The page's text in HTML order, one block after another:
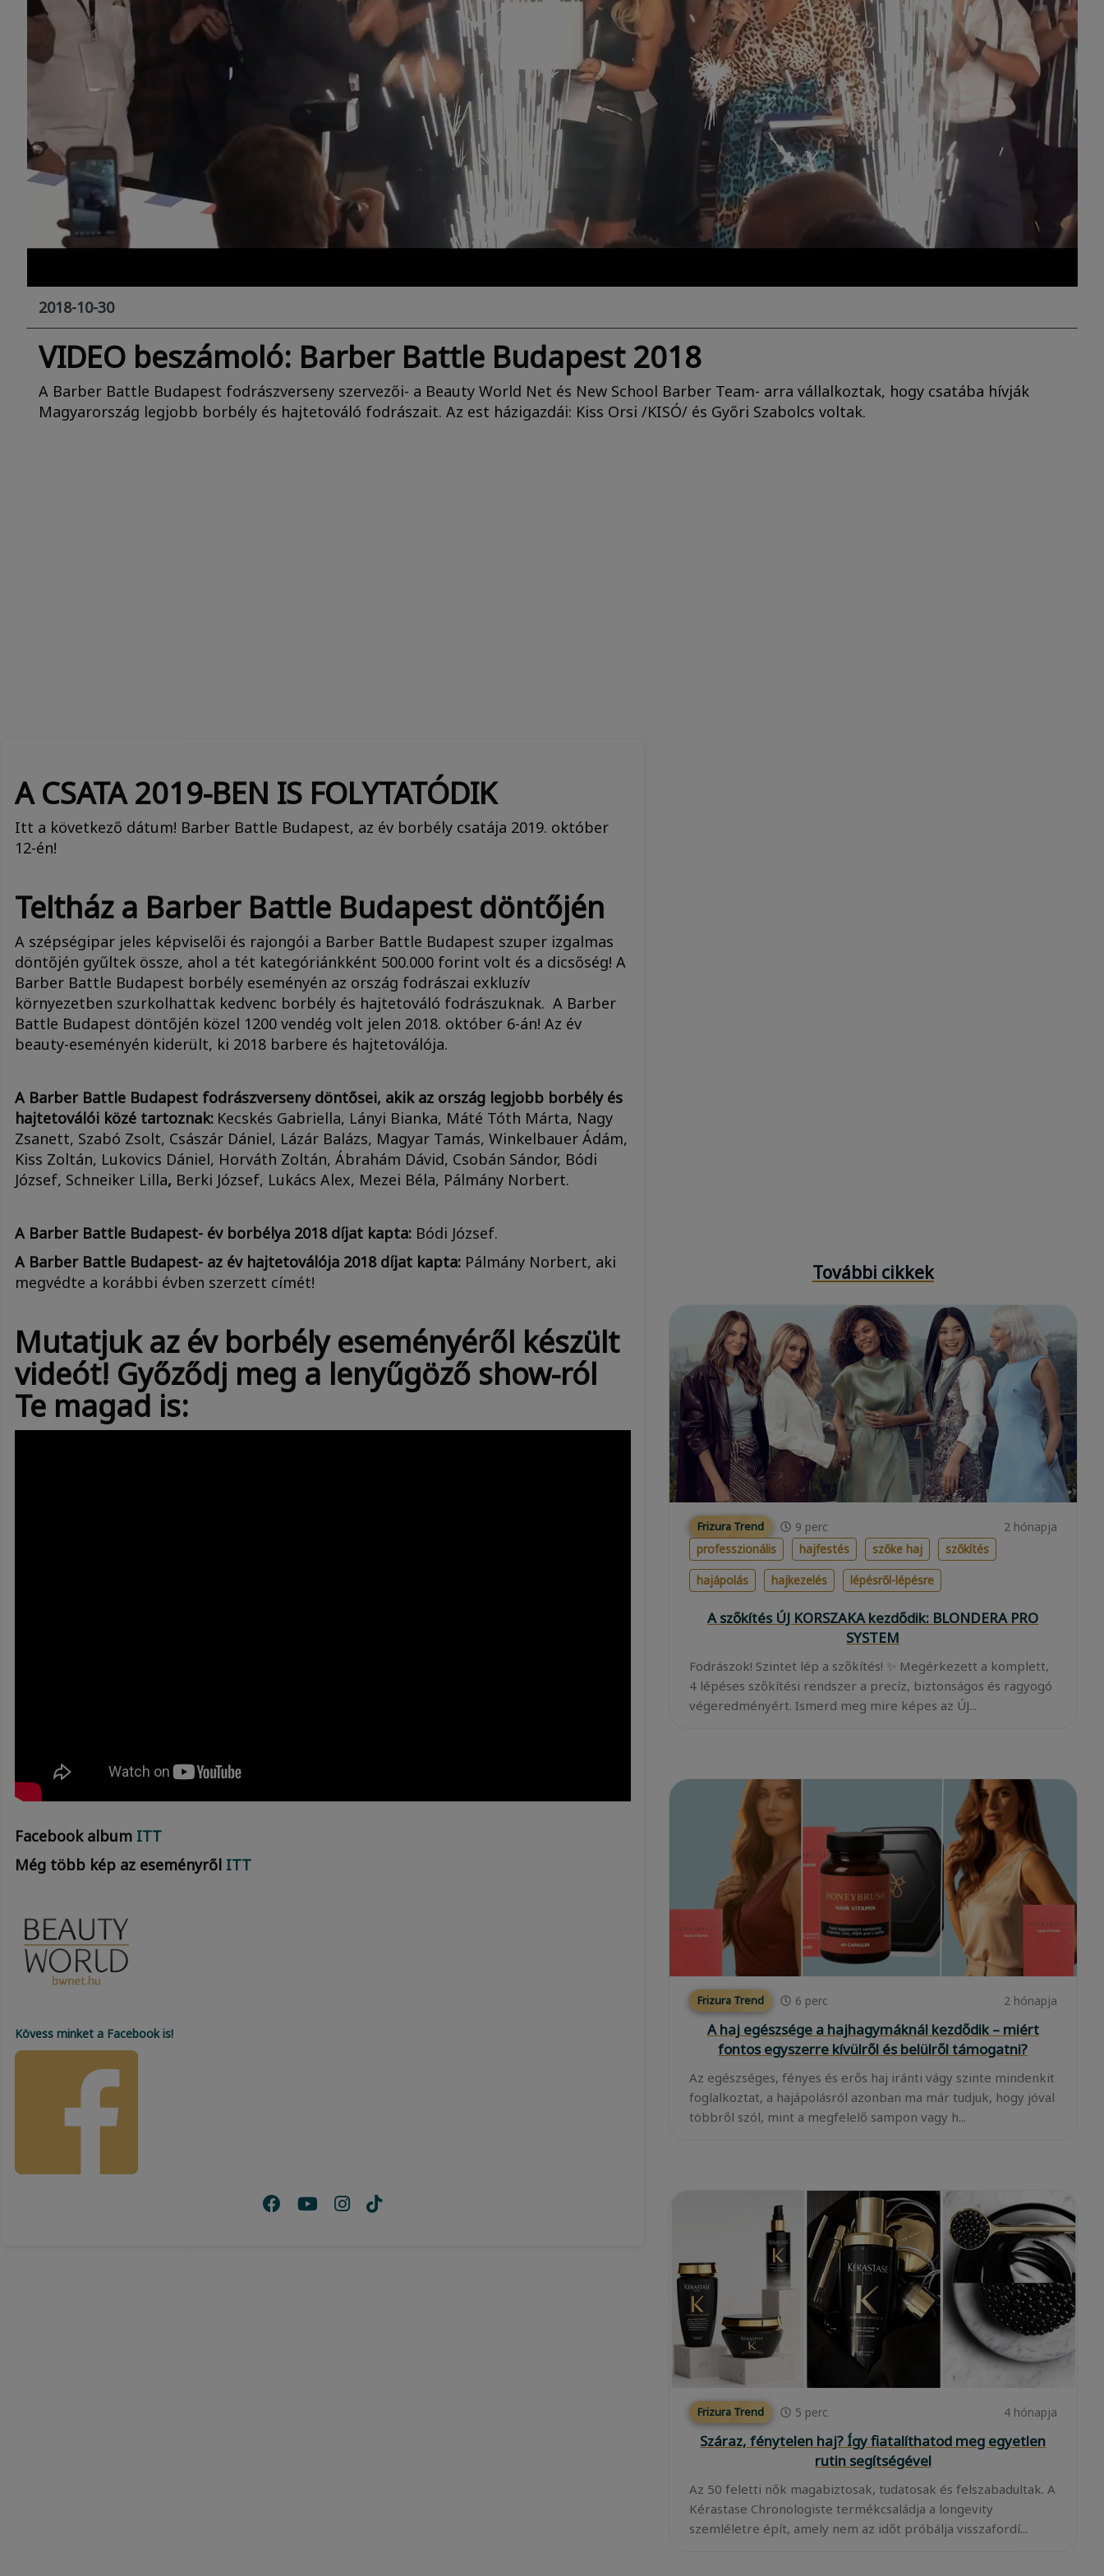
2018-10-30
VIDEO beszámoló: Barber Battle Budapest 2018
A Barber Battle Budapest fodrászverseny szervezői- a Beauty World Net és New School Barber Team- arra vállalkoztak, hogy csatába hívják
Magyarország legjobb borbély és hajtetováló fodrászait. Az est házigazdái: Kiss Orsi /KISÓ/ és Győri Szabolcs voltak.
A CSATA 2019-BEN IS FOLYTATÓDIK
Itt a következő dátum! Barber Battle Budapest, az év borbély csatája 2019. október
12-én!
Teltház a Barber Battle Budapest döntőjén
A szépségipar jeles képviselői és rajongói a Barber Battle Budapest szuper izgalmas
döntőjén gyűltek össze, ahol a tét kategóriánkként 500.000 forint volt és a dicsőség! A
Barber Battle Budapest borbély eseményén az ország fodrászai exkluzív
környezetben szurkolhattak kedvenc borbély és hajtetováló fodrászuknak. A Barber
Battle Budapest döntőjén közel 1200 vendég volt jelen 2018. október 6-án! Az év
beauty-eseményén kiderült, ki 2018 barbere és hajtetoválója.
A Barber Battle Budapest fodrászverseny döntősei, akik az ország legjobb borbély és
hajtetoválói közé tartoznak: Kecskés Gabriella, Lányi Bianka, Máté Tóth Márta, Nagy
Zsanett, Szabó Zsolt, Császár Dániel, Lázár Balázs, Magyar Tamás, Winkelbauer Ádám,
Kiss Zoltán, Lukovics Dániel, Horváth Zoltán, Ábrahám Dávid, Csobán Sándor, Bódi
József, Schneiker Lilla, Berki József, Lukács Alex, Mezei Béla, Pálmány Norbert.
A Barber Battle Budapest- év borbélya 2018 díjat kapta: Bódi József.
A Barber Battle Budapest- az év hajtetoválója 2018 díjat kapta: Pálmány Norbert, aki
megvédte a korábbi évben szerzett címét!
Mutatjuk az év borbély eseményéről készült
videót! Győződj meg a lenyűgöző show-ról
Te magad is:
Facebook album ITT
Még több kép az eseményről ITT
Kövess minket a Facebook is!
További cikkek
Frizura Trend 9 perc
2 hónapja
professzionális
hajfestés szőke haj
szőkítés
hajápolás
hajkezelés lépésről-lépésre
A szőkítés ÚJ KORSZAKA kezdődik: BLONDERA PRO
SYSTEM
Fodrászok! Szintet lép a szőkítés! ✨ Megérkezett a komplett,
4 lépéses szőkítési rendszer a precíz, biztonságos és ragyogó
végeredményért. Ismerd meg mire képes az ÚJ...
Frizura Trend 6 perc 2 hónapja
A haj egészsége a hajhagymáknál kezdődik – miért
fontos egyszerre kívülről és belülről támogatni?
Az egészséges, fényes és erős haj iránti vágy szinte mindenkit
foglalkoztat, a hajápolásról azonban ma már tudjuk, hogy jóval
többről szól, mint a megfelelő sampon vagy h...
Frizura Trend 5 perc 4 hónapja
Száraz, fénytelen haj? Így fiatalíthatod meg egyetlen
rutin segítségével
Az 50 feletti nők magabiztosak, tudatosak és felszabadultak. A
Kérastase Chronologiste termékcsaládja a longevity
szemléletre épít, amely nem az időt próbálja visszafordí...